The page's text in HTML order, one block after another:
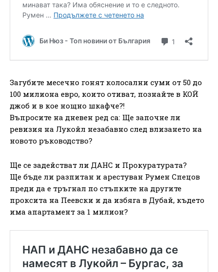
Загубите месечно гонят колосални суми от 50 до
100 милиона евро, които отиват, познайте в КОЙ
джоб и в кое нощно шкафче?!
Въпросите на дневен ред са: Ще започне ли
ревизия на Лукойл незабавно след влизането на
новото ръководство?
Ще се задействат ли ДАНС и Прокуратурата?
Ще бъде ли разпитан и арестуван Румен Спецов
преди да е тръгнал по стъпките на другите
проксита на Пеевски и да избяга в Дубай, където
има апартамент за 1 милион?